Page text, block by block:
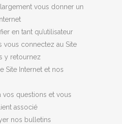
vous donner un
en tant qu’utilisateur
vous connectez au Site
y retournez
Site Internet et nos
vos questions et vous
associé
nos bulletins